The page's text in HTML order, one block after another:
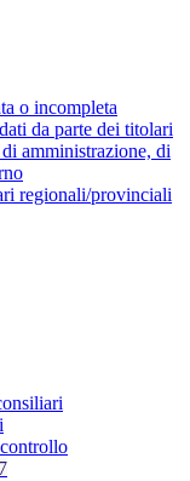
o incompleta
da parte dei titolari
amministrazione, di
regionali/provinciali
7